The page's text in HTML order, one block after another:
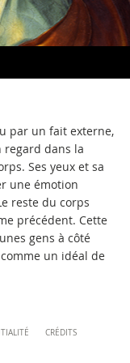
par un fait externe,
regard dans la
Ses yeux et sa
une émotion
reste du corps
précédent. Cette
gens à côté
un idéal de
CRÉDITS